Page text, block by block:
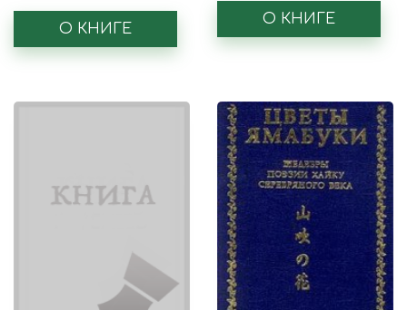
О КНИГЕ
О КНИГЕ